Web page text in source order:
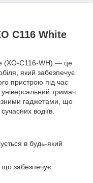
C116 White
(XO-C116-WH) — це
який забезпечує
пристрою під час
універсальний тримач
гаджетами, що
водіїв.
в будь-який
що забезпечує